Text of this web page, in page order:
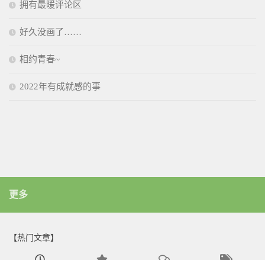
拥有最暖评论区
好久没画了……
相约青春~
2022年有成就感的事
更多
【热门文章】